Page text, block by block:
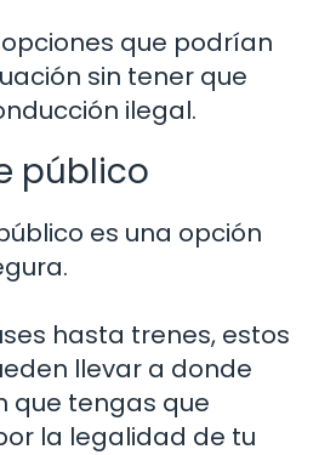
que podrían
sin tener que
ilegal.
público
es una opción
hasta trenes, estos
llevar a donde
que tengas que
la legalidad de tu